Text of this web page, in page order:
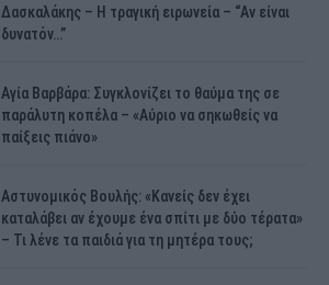
Δασκαλάκης – Η τραγική ειρωνεία – “Αν είναι
δυνατόν…”
Αγία Βαρβάρα: Συγκλονίζει το θαύμα της σε
παράλυτη κοπέλα – «Αύριο να σηκωθείς να
παίξεις πιάνο»
Αστυνομικός Bουλής: «Κανείς δεν έχει
καταλάβει αν έχουμε ένα σπίτι με δύο τέρατα»
– Τι λένε τα παιδιά για τη μητέρα τους;